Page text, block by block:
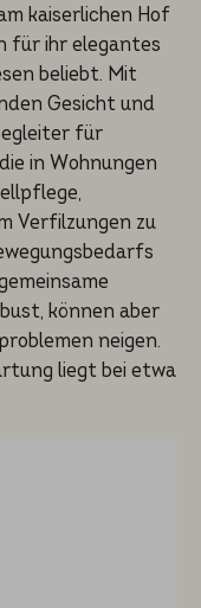
kaiserlichen Hof
für ihr elegantes
beliebt. Mit
Gesicht und
für
in Wohnungen
Verfilzungen zu
können aber
neigen.
liegt bei etwa